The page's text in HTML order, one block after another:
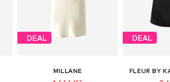
DEAL
MILLANE
DEAL
FLEUR BY